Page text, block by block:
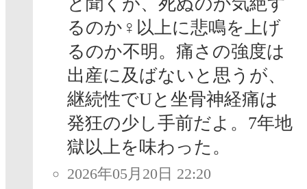
るのか♀以上に悲鳴を上げ
るのか不明。痛さの強度は
出産に及ばないと思うが、
継続性でUと坐骨神経痛は
発狂の少し手前だよ。7年地
獄以上を味わった。
2026年05月20日 22:20